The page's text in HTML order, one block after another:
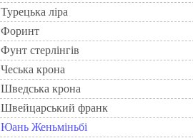
Турецька ліра
Форинт
Фунт стерлінгів
Чеська крона
Шведська крона
Швейцарський франк
Юань Женьміньбі